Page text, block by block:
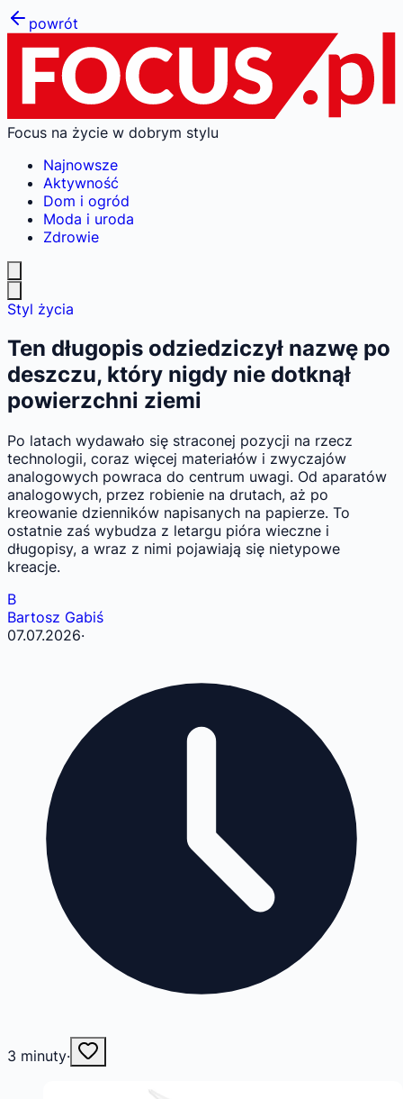
powrót
Focus na życie w dobrym stylu
Najnowsze
Aktywność
Dom i ogród
Moda i uroda
Zdrowie
Styl życia
Ten długopis odziedziczył nazwę po
deszczu, który nigdy nie dotknął
powierzchni ziemi
Po latach wydawało się straconej pozycji na rzecz
technologii, coraz więcej materiałów i zwyczajów
analogowych powraca do centrum uwagi. Od aparatów
analogowych, przez robienie na drutach, aż po
kreowanie dzienników napisanych na papierze. To
ostatnie zaś wybudza z letargu pióra wieczne i
długopisy, a wraz z nimi pojawiają się nietypowe
kreacje.
B
Bartosz Gabiś
07.07.2026·
3 minuty·